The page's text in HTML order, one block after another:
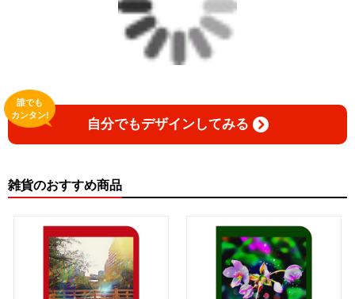
自分でもデザインしてみる
誰でも
カンタン!
雑貨のおすすめ商品